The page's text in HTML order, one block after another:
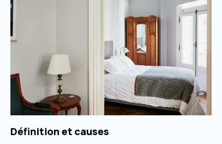
Définition et causes